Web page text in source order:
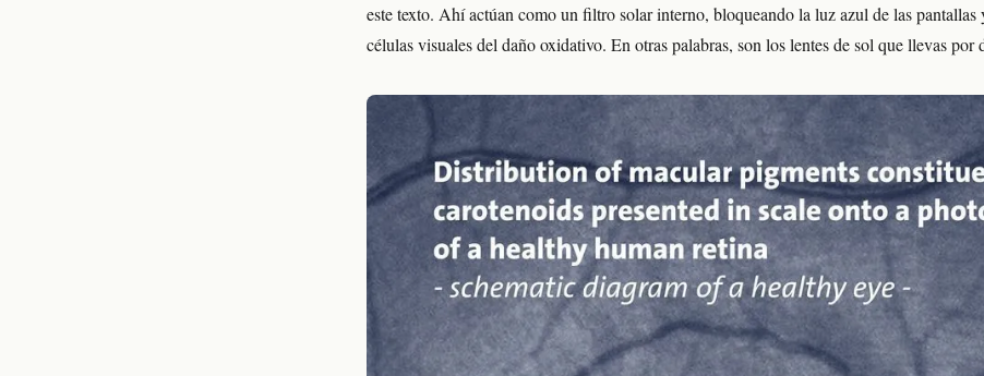
este texto. Ahí actúan como un filtro solar interno, bloqueando la luz azul de las pantallas
células visuales del daño oxidativo. En otras palabras, son los lentes de sol que llevas por